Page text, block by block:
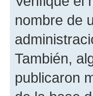
nombre de
También,
publicaron